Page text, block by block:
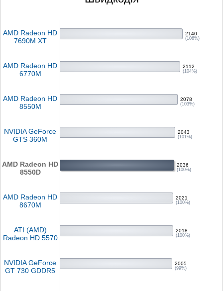
AMD Radeon HD
7690M XT
2140
(106%)
AMD Radeon HD
6770M
2112
(104%)
AMD Radeon HD
8550M
2078
(103%)
NVIDIA GeForce
GTS 360M
2043
(101%)
AMD Radeon HD
8550D
2036
(100%)
AMD Radeon HD
8670M
2021
(100%)
ATI (AMD)
Radeon HD 5570
2018
(100%)
NVIDIA GeForce
GT 730 GDDR5
2005
(99%)